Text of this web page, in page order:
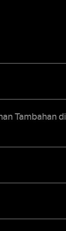
Tambahan di